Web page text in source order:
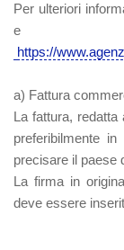
Per ulteriori
e
https://
a) Fattura
La fattura, redatta
preferibilmente
precisare il paese
La firma in
deve essere